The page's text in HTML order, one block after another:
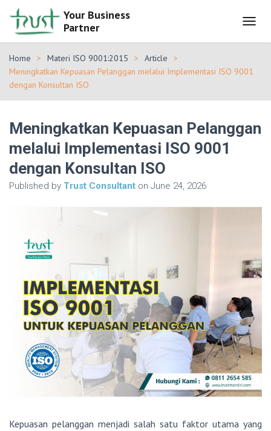
Your Business
Partner
O
L
N
I
Home Materi ISO 9001:2015
Article
Meningkatkan Kepuasan Pelanggan melalui Implementasi ISO 9001
dengan Konsultan ISO
Meningkatkan Kepuasan Pelanggan
melalui Implementasi ISO 9001
dengan Konsultan ISO
Published by Trust Consultant on June 24, 2026
Kepuasan pelanggan menjadi salah satu faktor utama yang